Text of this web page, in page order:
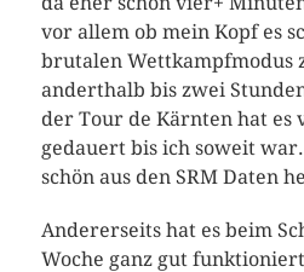
vor allem ob mein Kopf es
brutalen Wettkampfmodus
anderthalb bis zwei
der Tour de Kärnten hat es
gedauert bis ich soweit
schön aus den SRM Daten
Andererseits hat es beim
Woche ganz gut